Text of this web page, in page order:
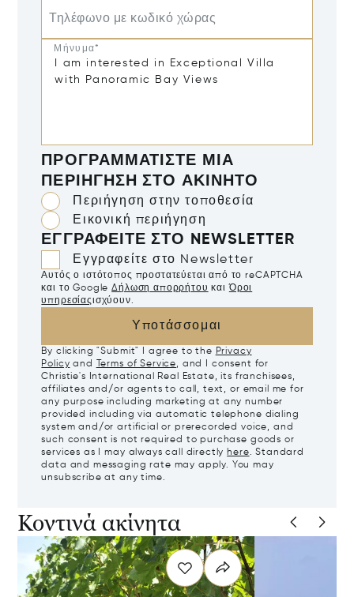
Τηλέφωνο με κωδικό χώρας
Μήνυμα*
ΠΡΟΓΡΑΜΜΑΤΊΣΤΕ ΜΙΑ
ΠΕΡΙΉΓΗΣΗ ΣΤΟ ΑΚΊΝΗΤΟ
Περιήγηση στην τοποθεσία
Εικονική περιήγηση
ΕΓΓΡΑΦΕΊΤΕ ΣΤΟ NEWSLETTER
Εγγραφείτε στο Newsletter
Αυτός ο ιστότοπος προστατεύεται από το reCAPTCHA
και το Google Δήλωση απορρήτου καιΌροι
υπηρεσίαςισχύουν.
Υποτάσσομαι
By clicking "Submit" I agree to the Privacy
Policy and Terms of Service, and I consent for
Christie's International Real Estate, its franchisees,
affiliates and/or agents to call, text, or email me for
any purpose including marketing at any number
provided including via automatic telephone dialing
system and/or artificial or prerecorded voice, and
such consent is not required to purchase goods or
services as I may always call directly here. Standard
data and messaging rate may apply. You may
unsubscribe at any time.
Κοντινά ακίνητα